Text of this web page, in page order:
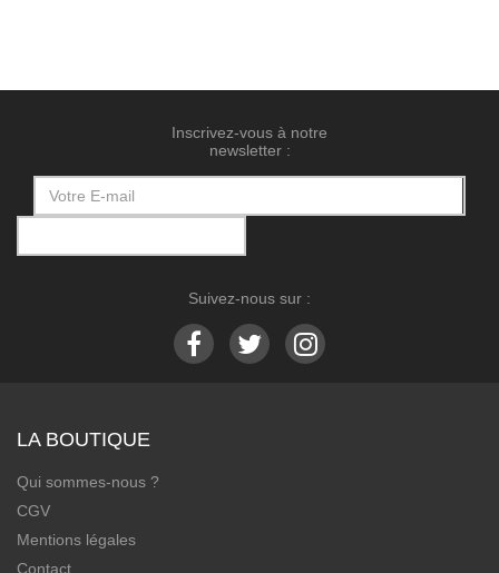
Inscrivez-vous à notre
newsletter :
Suivez-nous sur :
LA BOUTIQUE
Qui sommes-nous ?
CGV
Mentions légales
Contact